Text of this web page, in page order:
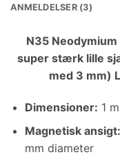
ANMELDELSER (3)
N35
super stærk lille
med 3 mm)
Dimensioner: 1
Magnetisk ansigt:
mm diameter